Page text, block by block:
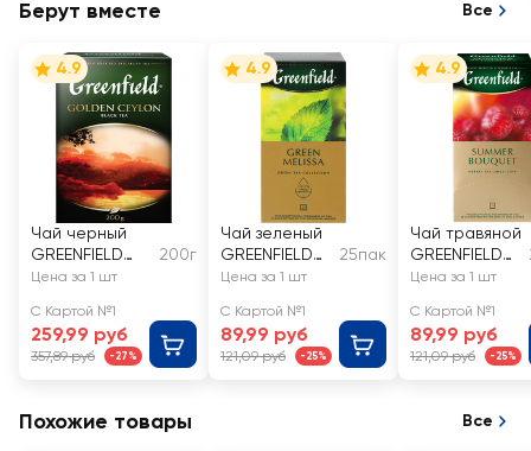
Берут вместе Все
4.9
Чай черный
GREENFIELD
Golden Ceylon
200г
Цена за 1 шт
С Картой №1
259,99 руб
357,89 руб -27%
4.9
Чай зеленый
GREENFIELD
Green Melissa
25пак
Цена за 1 шт
С Картой №1
89,99 руб
121,09 руб -25%
4.9
Чай травяной
GREENFIELD
Summer
Цена за 1 шт
С Картой №1
89,99 руб
121,09 руб -25%
Похожие товары Все